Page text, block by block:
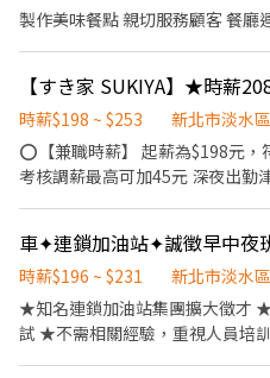
13:30間上2~5小時 ．晚班
班23:30-03:30間上2~4小時
間上6~8小時 ．純假日07:00-12:00(早)/17:30-23:30(晚) 【有人店
上班時間&薪水】 兼職－週排3~5天($196/小時)
．午班15:00~19:00 ．晚班
純假日11:30-19:30(早)/14:15-
製作美味餐點 親切服務顧客 餐廳
時薪$198 ~ $253
新北市淡水區
⭕【兼職時薪】 起薪為$198元，
考核調薪最高可加45元 深夜出勤津貼每
健檢 ★勞保、健保，6％勞退提撥 ⭕【工作說明】 《內場》:餐點製
作、食材備料、進貨盤點 《外場
整潔 ★開朗活潑有笑容 ★ＳＯＰ專業流程 ★無經驗可 ★提供完善
職前教育訓練 ⭕【經營理念】 我們是日本第一的速食連鎖ZENSHO
時薪$196 ~ $231
新北市淡水區
★知名連鎖加油站集團擴大徵才
試 ★不需相關經驗，重視人員培